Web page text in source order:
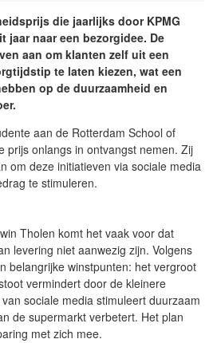
die jaarlijks door KPMG
jaar naar een bezorgidee. De
aan om klanten zelf uit een
te laten kiezen, wat een
op de duurzaamheid en
aan de Rotterdam School of
prijs onlangs in ontvangst nemen. Zij
om deze initiatieven via sociale media
te stimuleren.
Tholen komt het vaak voor dat
levering niet aanwezig zijn. Volgens
belangrijke winstpunten: het vergroot
vermindert door de kleinere
sociale media stimuleert duurzaam
de supermarkt verbetert. Het plan
met zich mee.